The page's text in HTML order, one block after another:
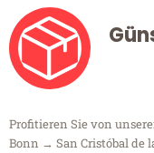
Profitieren Sie von
Bonn → San Cristóbal de